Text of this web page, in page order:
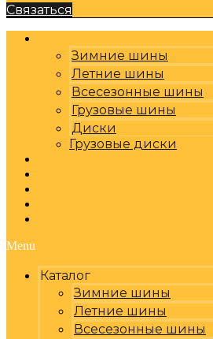
Связаться
Зимние шины
Летние шины
Всесезонные шины
Грузовые шины
Диски
Грузовые диски
Menu
Каталог
Зимние шины
Летние шины
Всесезонные шины